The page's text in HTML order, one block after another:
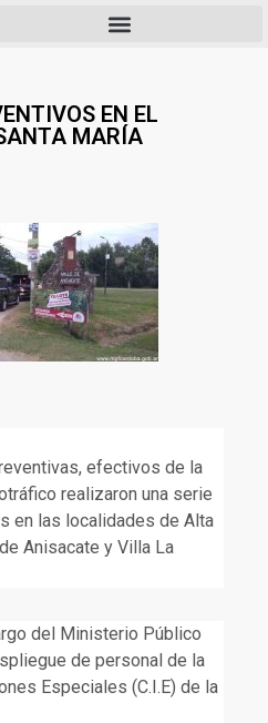
EN EL
MARÍA
efectivos de la
realizaron una serie
en las localidades de Alta
Anisacate y Villa La
del Ministerio Público
de personal de la
Especiales (C.I.E) de la